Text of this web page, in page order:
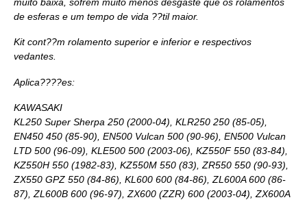
de esferas e um tempo de vida ??til maior.
Kit cont??m rolamento superior e inferior e respectivos
vedantes.
Aplica????es:
KAWASAKI
KL250 Super Sherpa 250 (2000-04), KLR250 250 (85-05),
EN450 450 (85-90), EN500 Vulcan 500 (90-96), EN500 Vulcan
LTD 500 (96-09), KLE500 500 (2003-06), KZ550F 550 (83-84),
KZ550H 550 (1982-83), KZ550M 550 (83), ZR550 550 (90-93),
ZX550 GPZ 550 (84-86), KL600 600 (84-86), ZL600A 600 (86-
87), ZL600B 600 (96-97), ZX600 (ZZR) 600 (2003-04), ZX600A